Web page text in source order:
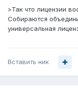
>Так что лицензии
Собираются
универсальная
Вставить ник